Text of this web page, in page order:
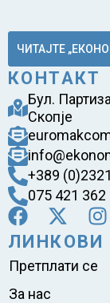
ЧИТАЈТЕ
КОНТАКТ
Бул.
Скопје
+389
075 421 362
ЛИНКОВИ
Претплати се
За нас